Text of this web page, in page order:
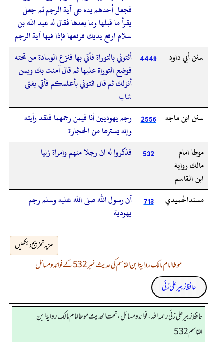
فجعل أحدهم يده على آية الرجم ثم جعل
يقرأ ما قبلها وما بعدها فقال له عبد الله بن
سلام ارفع يديك فرفعها فإذا فيها آية الرجم
سنن أبي داود
4449 أئتوني بالتوراة فأتي بها فنزع الوسادة من تحته
فوضع التوراة عليها ثم قال آمنت بك وبمن
أنزلك ثم قال ائتوني بأعلمكم فأتي بفتى
شاب
سنن ابن ماجه 2556 رجم يهوديين أنا فيمن رجمهما فلقد رأيته
وإنه يسترها من الحجارة
موطا امام
مالك رواية
ابن القاسم
532 فذكروا له ان رجلا منهم وامراة زنيا
مسندالحميدي 713
أن رسول الله صلى الله عليه وسلم رجم
يهودية
مزید تخریج دیکھیں
موطا امام مالک روایۃ ابن القاسم کی حدیث نمبر 532 کے فوائد و مسائل
حافظ زبیر علی زئی
حافظ زبير على زئي رحمه الله، فوائد و مسائل، تحت الحديث موطا امام مالك رواية ابن
القاسم 532